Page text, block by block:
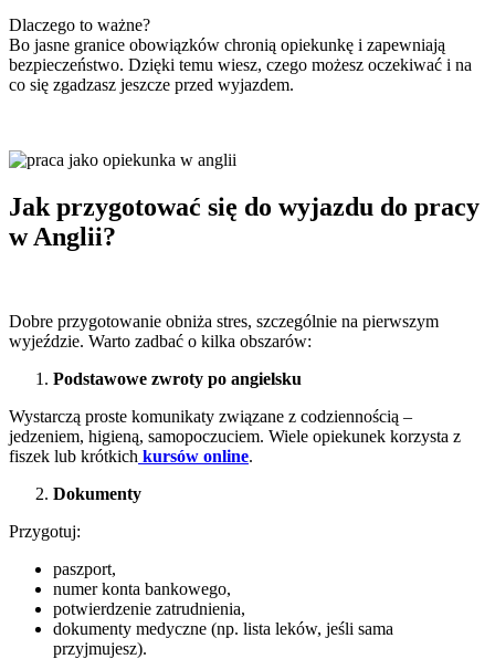
Dlaczego to ważne?
Bo jasne granice obowiązków chronią opiekunkę i zapewniają
bezpieczeństwo. Dzięki temu wiesz, czego możesz oczekiwać i na
co się zgadzasz jeszcze przed wyjazdem.
Jak przygotować się do wyjazdu do pracy
w Anglii?
Dobre przygotowanie obniża stres, szczególnie na pierwszym
wyjeździe. Warto zadbać o kilka obszarów:
Podstawowe zwroty po angielsku
Wystarczą proste komunikaty związane z codziennością –
jedzeniem, higieną, samopoczuciem. Wiele opiekunek korzysta z
fiszek lub krótkich kursów online.
Dokumenty
Przygotuj:
paszport,
numer konta bankowego,
potwierdzenie zatrudnienia,
dokumenty medyczne (np. lista leków, jeśli sama
przyjmujesz).